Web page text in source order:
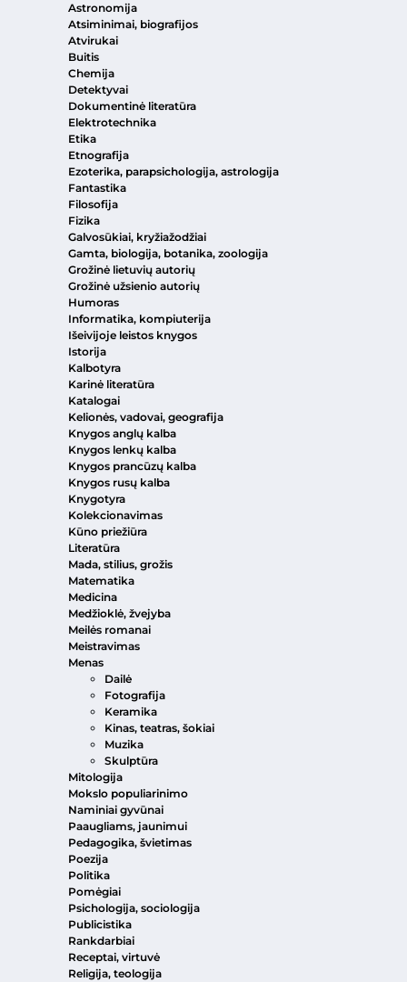
Astronomija
Atsiminimai, biografijos
Atvirukai
Buitis
Chemija
Detektyvai
Dokumentinė literatūra
Elektrotechnika
Etika
Etnografija
Ezoterika, parapsichologija, astrologija
Fantastika
Filosofija
Fizika
Galvosūkiai, kryžiažodžiai
Gamta, biologija, botanika, zoologija
Grožinė lietuvių autorių
Grožinė užsienio autorių
Humoras
Informatika, kompiuterija
Išeivijoje leistos knygos
Istorija
Kalbotyra
Karinė literatūra
Katalogai
Kelionės, vadovai, geografija
Knygos anglų kalba
Knygos lenkų kalba
Knygos prancūzų kalba
Knygos rusų kalba
Knygotyra
Kolekcionavimas
Kūno priežiūra
Literatūra
Mada, stilius, grožis
Matematika
Medicina
Medžioklė, žvejyba
Meilės romanai
Meistravimas
Menas
Dailė
Fotografija
Keramika
Kinas, teatras, šokiai
Muzika
Skulptūra
Mitologija
Mokslo populiarinimo
Naminiai gyvūnai
Paaugliams, jaunimui
Pedagogika, švietimas
Poezija
Politika
Pomėgiai
Psichologija, sociologija
Publicistika
Rankdarbiai
Receptai, virtuvė
Religija, teologija